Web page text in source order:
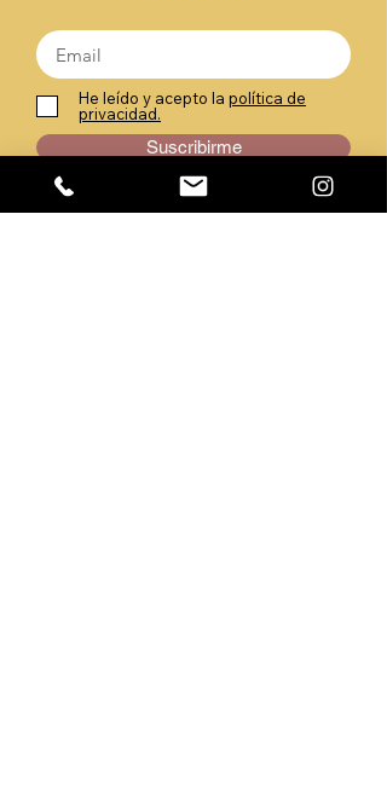
He leído y acepto la política de
privacidad.
Suscribirme